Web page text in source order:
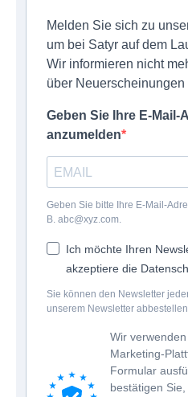
Melden Sie sich zu
um bei Satyr auf dem
Wir informieren nicht
über
Geben Sie Ihre E-Mail-
anzumelden
Geben Sie bitte Ihre E-Mail-
B. abc@xyz.com.
Ich möchte Ihren
akzeptiere die
Sie können den Newsletter
unserem Newsletter
Wir
Marketing-
Formular
bestätigen